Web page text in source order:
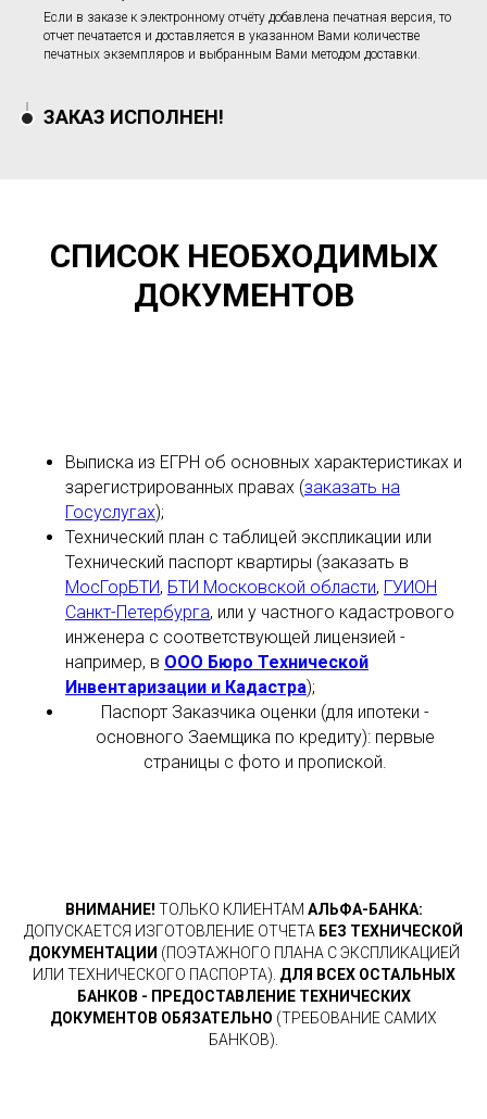
Если в заказе к электронному отчёту добавлена печатная версия, то
отчет печатается и доставляется в указанном Вами количестве
печатных экземпляров и выбранным Вами методом доставки.
ЗАКАЗ ИСПОЛНЕН!
СПИСОК НЕОБХОДИМЫХ
ДОКУМЕНТОВ
Выписка из ЕГРН об основных характеристиках и
зарегистрированных правах (заказать на
Госуслугах);
Технический план с таблицей экспликации или
Технический паспорт квартиры (заказать в
МосГорБТИ, БТИ Московской области, ГУИОН
Санкт-Петербурга, или у частного кадастрового
инженера с соответствующей лицензией -
например, в ООО Бюро Технической
Инвентаризации и Кадастра);
Паспорт Заказчика оценки (для ипотеки -
основного Заемщика по кредиту): первые
страницы с фото и пропиской.
ВНИМАНИЕ! ТОЛЬКО КЛИЕНТАМ АЛЬФА-БАНКА:
ДОПУСКАЕТСЯ ИЗГОТОВЛЕНИЕ ОТЧЕТА БЕЗ ТЕХНИЧЕСКОЙ
ДОКУМЕНТАЦИИ (ПОЭТАЖНОГО ПЛАНА С ЭКСПЛИКАЦИЕЙ
ИЛИ ТЕХНИЧЕСКОГО ПАСПОРТА). ДЛЯ ВСЕХ ОСТАЛЬНЫХ
БАНКОВ - ПРЕДОСТАВЛЕНИЕ ТЕХНИЧЕСКИХ
ДОКУМЕНТОВ ОБЯЗАТЕЛЬНО (ТРЕБОВАНИЕ САМИХ
БАНКОВ).